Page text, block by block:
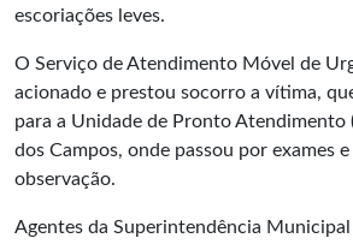
escoriações leves.
O Serviço de Atendimento Móvel de
acionado e prestou socorro a vítima,
para a Unidade de Pronto Atendimento
dos Campos, onde passou por exames
observação.
Agentes da Superintendência Municipal